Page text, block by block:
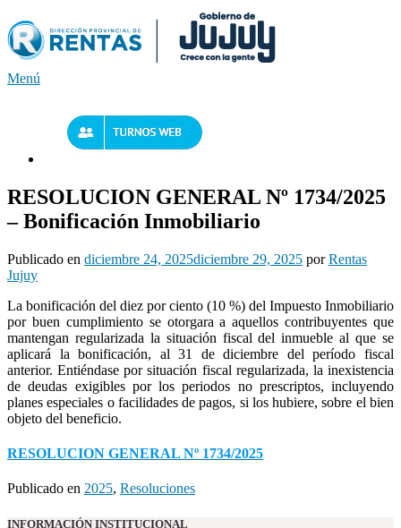
al
contenido
Menú
RESOLUCION GENERAL Nº 1734/2025
– Bonificación Inmobiliario
Publicado en diciembre 24, 2025diciembre 29, 2025 porRentas
Jujuy
La bonificación del diez por ciento (10 %) del Impuesto Inmobiliario
por buen cumplimiento se otorgara a aquellos contribuyentes que
mantengan regularizada la situación fiscal del inmueble al que se
aplicará la bonificación, al 31 de diciembre del período fiscal
anterior. Entiéndase por situación fiscal regularizada, la inexistencia
de deudas exigibles por los periodos no prescriptos, incluyendo
planes especiales o facilidades de pagos, si los hubiere, sobre el bien
objeto del beneficio.
RESOLUCION GENERAL Nº 1734/2025
Publicado en 2025, Resoluciones
INFORMACIÓN INSTITUCIONAL